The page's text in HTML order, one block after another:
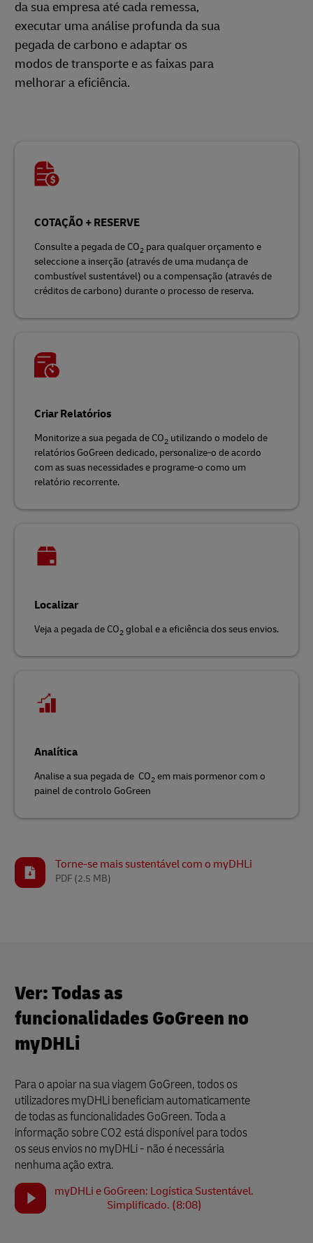
da sua empresa até cada remessa,
executar uma análise profunda da sua
pegada de carbono e adaptar os
modos de transporte e as faixas para
melhorar a eficiência.
COTAÇÃO + RESERVE
Consulte a pegada de CO2 para qualquer orçamento e
seleccione a inserção (através de uma mudança de
combustível sustentável) ou a compensação (através de
créditos de carbono) durante o processo de reserva.
Criar Relatórios
Monitorize a sua pegada de CO2 utilizando o modelo de
relatórios GoGreen dedicado, personalize-o de acordo
com as suas necessidades e programe-o como um
relatório recorrente.
Localizar
Veja a pegada de CO2 global e a eficiência dos seus envios.
Analítica
Analise a sua pegada de CO2 em mais pormenor com o
painel de controlo GoGreen
Torne-se mais sustentável com o myDHLi
PDF (2.5 MB)
Ver: Todas as
funcionalidades GoGreen no
myDHLi
Para o apoiar na sua viagem GoGreen, todos os
utilizadores myDHLi beneficiam automaticamente
de todas as funcionalidades GoGreen. Toda a
informação sobre CO2 está disponível para todos
os seus envios no myDHLi - não é necessária
nenhuma ação extra.
myDHLi e GoGreen: Logística Sustentável.
Simplificado. (8:08)